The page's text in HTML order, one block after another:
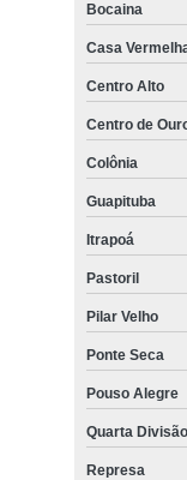
Bocaina
Casa
Centro Alto
Centro de
Colônia
Guapituba
Itrapoá
Pastoril
Pilar Velho
Ponte Seca
Pouso Alegre
Quarta Divisão
Represa